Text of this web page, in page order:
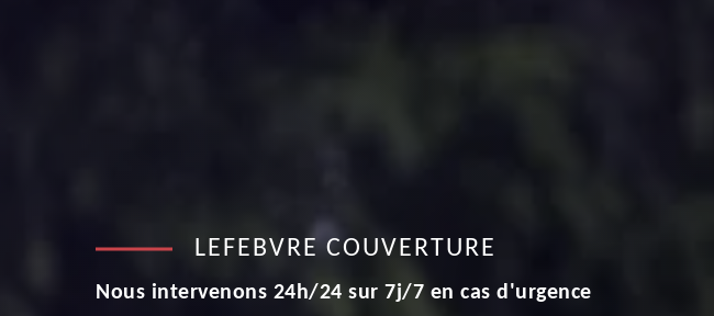
LEFEBVRE COUVERTURE
Nous intervenons 24h/24 sur 7j/7 en cas d'urgence